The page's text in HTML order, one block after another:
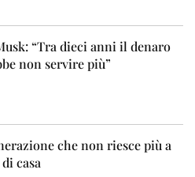
“Tra dieci anni il denaro
non servire più”
che non riesce più a
casa